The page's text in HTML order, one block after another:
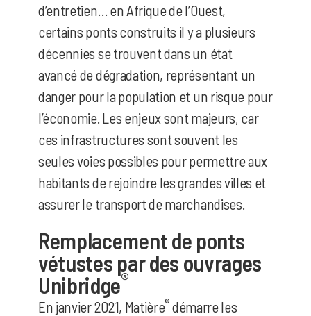
d’entretien… en Afrique de l’Ouest,
certains ponts construits il y a plusieurs
décennies se trouvent dans un état
avancé de dégradation, représentant un
danger pour la population et un risque pour
l’économie. Les enjeux sont majeurs, car
ces infrastructures sont souvent les
seules voies possibles pour permettre aux
habitants de rejoindre les grandes villes et
assurer le transport de marchandises.
Remplacement de ponts
vétustes par des ouvrages
Unibridge®
En janvier 2021, Matière® démarre les